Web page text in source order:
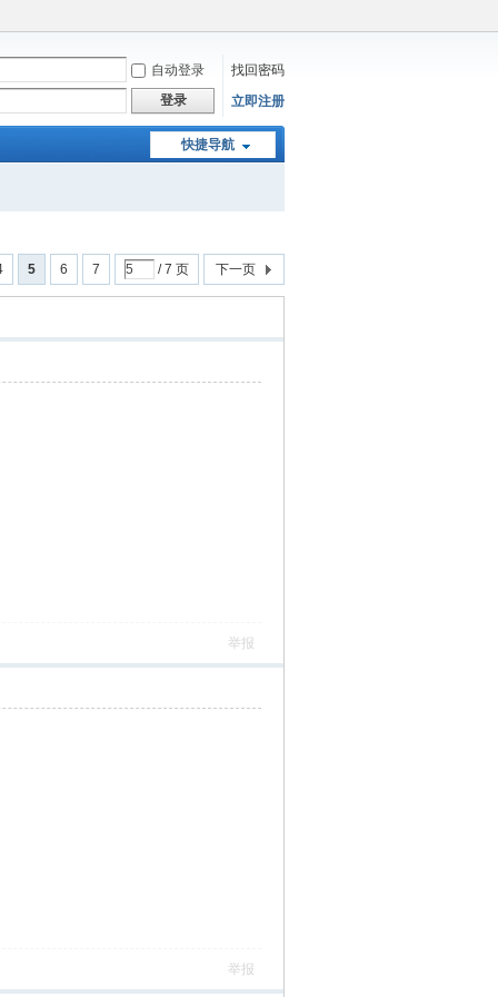
自动登录
找回密码
登录
立即注册
快捷导航
5 6 7 / 7 页 下一页
举报
举报